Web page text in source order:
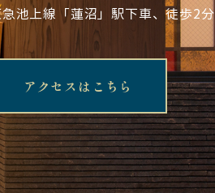
池上線「蓮沼」駅下車、徒歩2分
アクセスはこちら